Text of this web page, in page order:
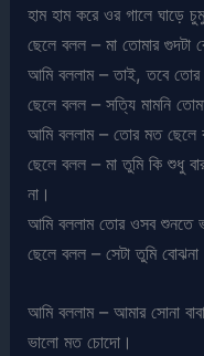
হাম হাম করে ওর গালে ঘাড়ে
ছেলে বলল – মা তোমার গুদটা
আমি বললাম – তাই, তবে তোর
ছেলে বলল – সত্যি মামনি
আমি বললাম – তোর মত ছেলে
ছেলে বলল – মা তুমি কি শুধু
না।
আমি বললাম তোর ওসব শুনতে
ছেলে বলল – সেটা তুমি
আমি বললাম – আমার সোনা
ভালো মত চোদো।